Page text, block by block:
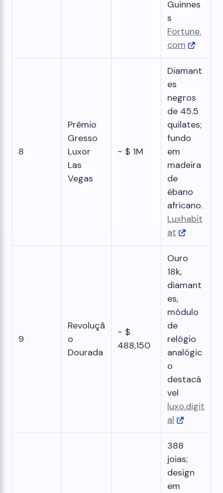
Guinnes
s
Fortune.
com
8
Prêmio
Gresso
Luxor
Las
Vegas
~ $ 1M
Diamant
es
negros
de 45.5
quilates;
fundo
em
madeira
de
ébano
africano.
Luxhabit
at
9
Revoluçã
o
Dourada
~ $
488,150
Ouro
18k,
diamant
es,
módulo
de
relógio
analógic
o
destacá
vel
luxo.digit
al
388
joias;
design
em